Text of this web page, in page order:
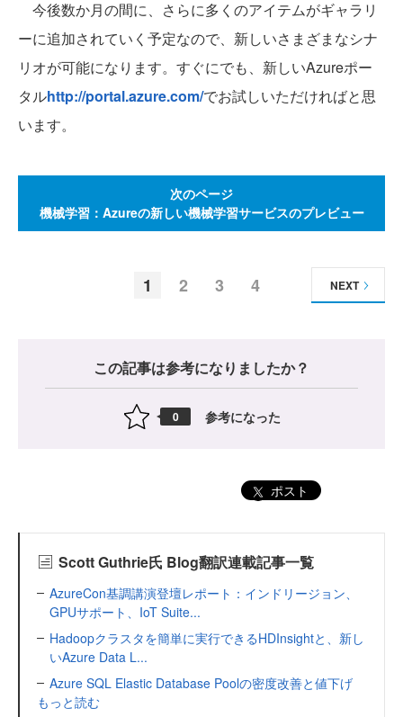
今後数か月の間に、さらに多くのアイテムがギャラリ
ーに追加されていく予定なので、新しいさまざまなシナ
リオが可能になります。すぐにでも、新しいAzureポー
タルhttp://portal.azure.com/でお試しいただければと思
います。
次のページ
機械学習：Azureの新しい機械学習サービスのプレビュー
1 2 3 4 NEXT
この記事は参考になりましたか？
0 参考になった
ポスト
Scott Guthrie氏 Blog翻訳連載記事一覧
AzureCon基調講演登壇レポート：インドリージョン、
GPUサポート、IoT Suite...
Hadoopクラスタを簡単に実行できるHDInsightと、新し
いAzure Data L...
Azure SQL Elastic Database Poolの密度改善と値下げ
もっと読む